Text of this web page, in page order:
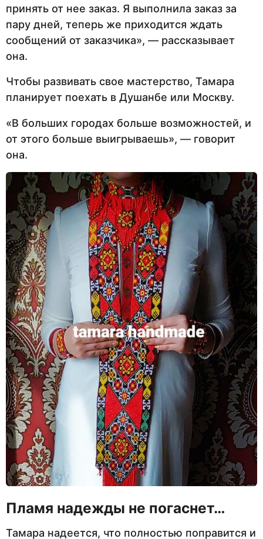
принять от нее заказ. Я выполнила заказ за
пару дней, теперь же приходится ждать
сообщений от заказчика», — рассказывает
она.
Чтобы развивать свое мастерство, Тамара
планирует поехать в Душанбе или Москву.
«В больших городах больше возможностей, и
от этого больше выигрываешь», — говорит
она.
Пламя надежды не погаснет…
Тамара надеется, что полностью поправится и